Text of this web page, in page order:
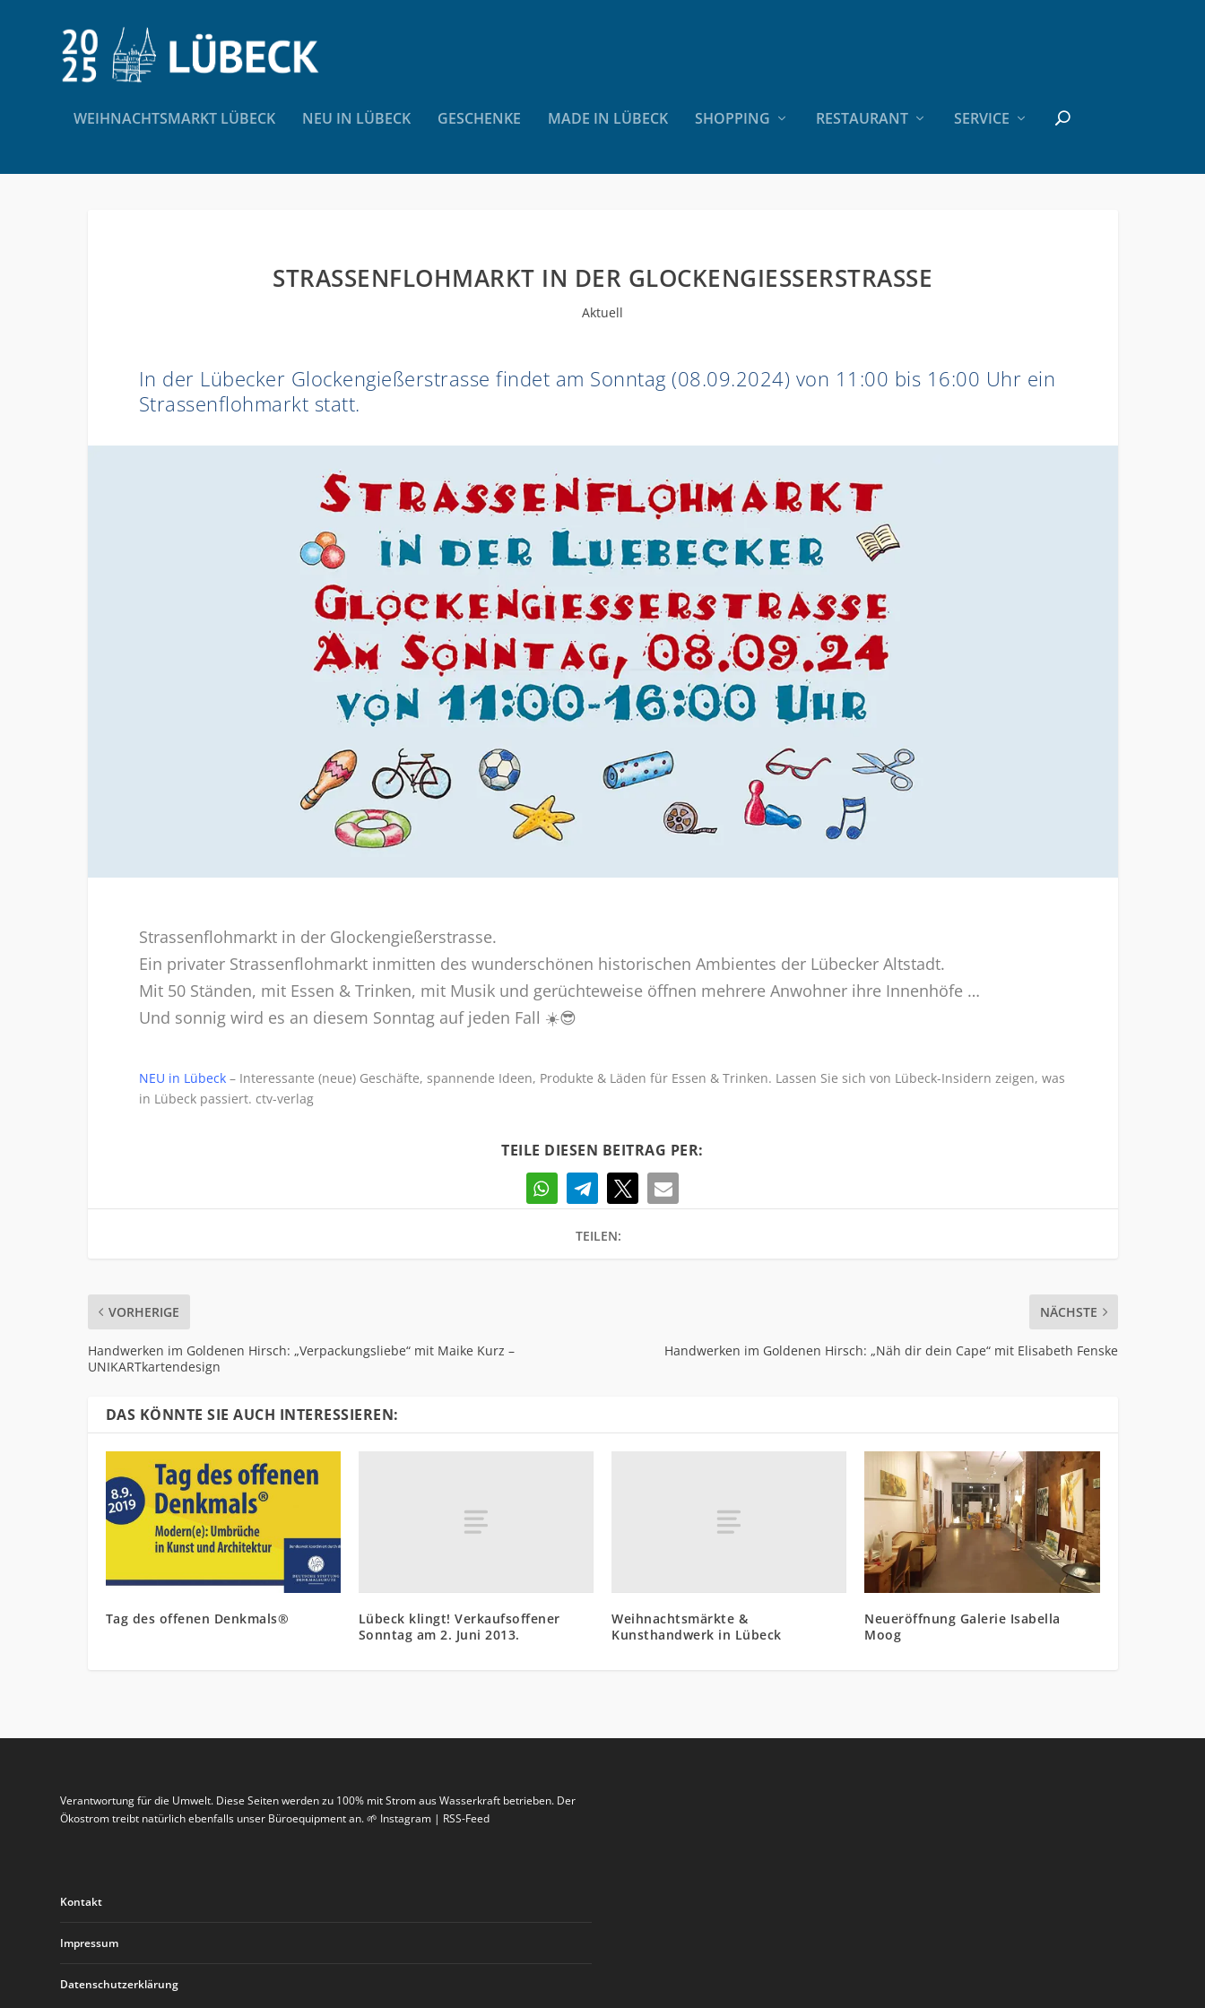
WEIHNACHTSMARKT LÜBECK NEU IN LÜBECK GESCHENKE MADE IN LÜBECK SHOPPING RESTAURANT SERVICE
STRASSENFLOHMARKT IN DER GLOCKENGIESSERSTRASSE
Aktuell
In der Lübecker Glockengießerstrasse findet am Sonntag (08.09.2024) von 11:00 bis 16:00 Uhr ein
Strassenflohmarkt statt.
Strassenflohmarkt in der Glockengießerstrasse.
Ein privater Strassenflohmarkt inmitten des wunderschönen historischen Ambientes der Lübecker Altstadt.
Mit 50 Ständen, mit Essen & Trinken, mit Musik und gerüchteweise öffnen mehrere Anwohner ihre Innenhöfe …
Und sonnig wird es an diesem Sonntag auf jeden Fall ☀️😎
NEU in Lübeck– Interessante (neue) Geschäfte, spannende Ideen, Produkte & Läden für Essen & Trinken. Lassen Sie sich von Lübeck-Insidern zeigen, was
in Lübeck passiert. ctv-verlag
TEILE DIESEN BEITRAG PER:
TEILEN:
VORHERIGE
Handwerken im Goldenen Hirsch: „Verpackungsliebe“ mit Maike Kurz –
UNIKARTkartendesign
NÄCHSTE
Handwerken im Goldenen Hirsch: „Näh dir dein Cape“ mit Elisabeth Fenske
DAS KÖNNTE SIE AUCH INTERESSIEREN:
Tag des offenen Denkmals®
Lübeck klingt! Verkaufsoffener
Sonntag am 2. Juni 2013.
Weihnachtsmärkte &
Kunsthandwerk in Lübeck
Neueröffnung Galerie Isabella
Moog
Verantwortung für die Umwelt. Diese Seiten werden zu 100% mit Strom aus Wasserkraft betrieben. Der
Ökostrom treibt natürlich ebenfalls unser Büroequipment an. 🌱 Instagram | RSS-Feed
Kontakt
Impressum
Datenschutzerklärung